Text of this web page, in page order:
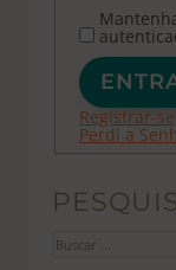
Registrar-se
Perdi a
Buscar
por: